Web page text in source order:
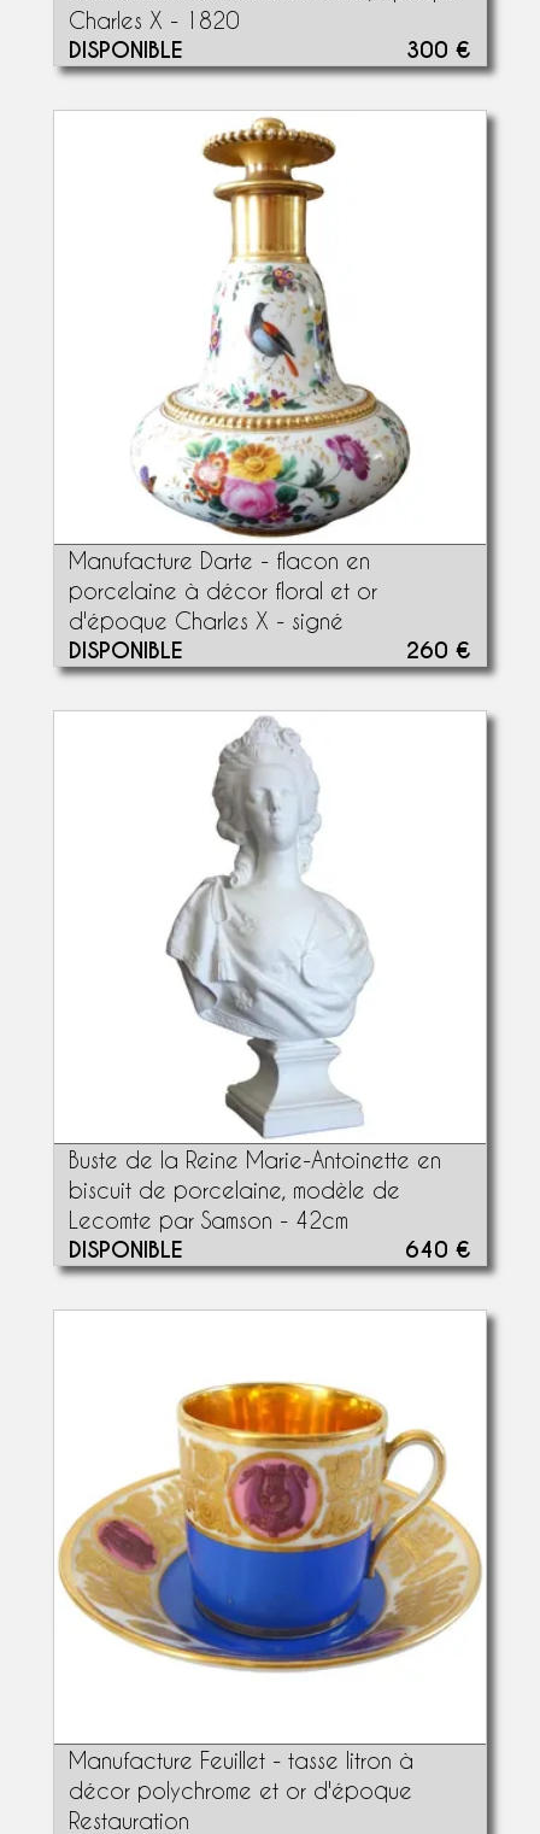
Charles X - 1820
DISPONIBLE 300 €
Manufacture Darte - flacon en
porcelaine à décor floral et or
d'époque Charles X - signé
DISPONIBLE 260 €
Buste de la Reine Marie-Antoinette en
biscuit de porcelaine, modèle de
Lecomte par Samson - 42cm
DISPONIBLE 640 €
Manufacture Feuillet - tasse litron à
décor polychrome et or d'époque
Restauration